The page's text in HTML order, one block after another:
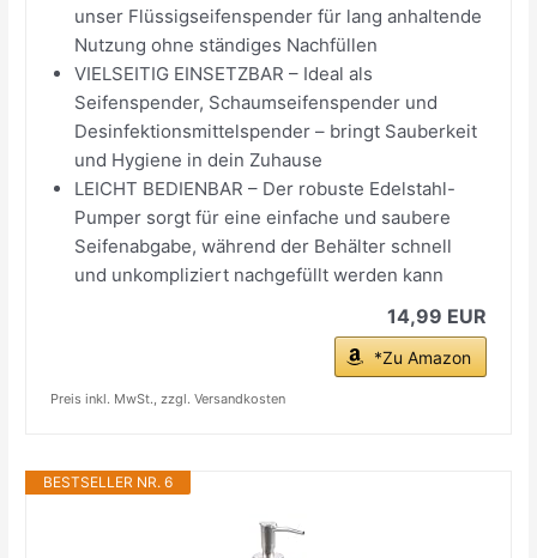
unser Flüssigseifenspender für lang anhaltende
Nutzung ohne ständiges Nachfüllen
VIELSEITIG EINSETZBAR – Ideal als
Seifenspender, Schaumseifenspender und
Desinfektionsmittelspender – bringt Sauberkeit
und Hygiene in dein Zuhause
LEICHT BEDIENBAR – Der robuste Edelstahl-
Pumper sorgt für eine einfache und saubere
Seifenabgabe, während der Behälter schnell
und unkompliziert nachgefüllt werden kann
14,99 EUR
*Zu Amazon
Preis inkl. MwSt., zzgl. Versandkosten
BESTSELLER NR. 6